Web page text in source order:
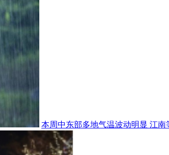
本周中东部多地气温波动明显 江南